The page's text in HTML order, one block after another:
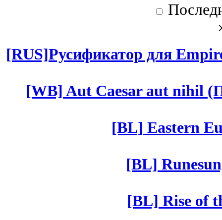
[RUS]Русификатор для
[WB] Aut Caesar aut nihil
[BL] Eastern
[BL]
[BL] Rise of